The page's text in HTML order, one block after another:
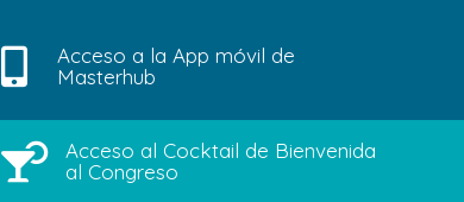

Acceso a la App móvil de
Masterhub

Acceso al Cocktail de Bienvenida
al Congreso